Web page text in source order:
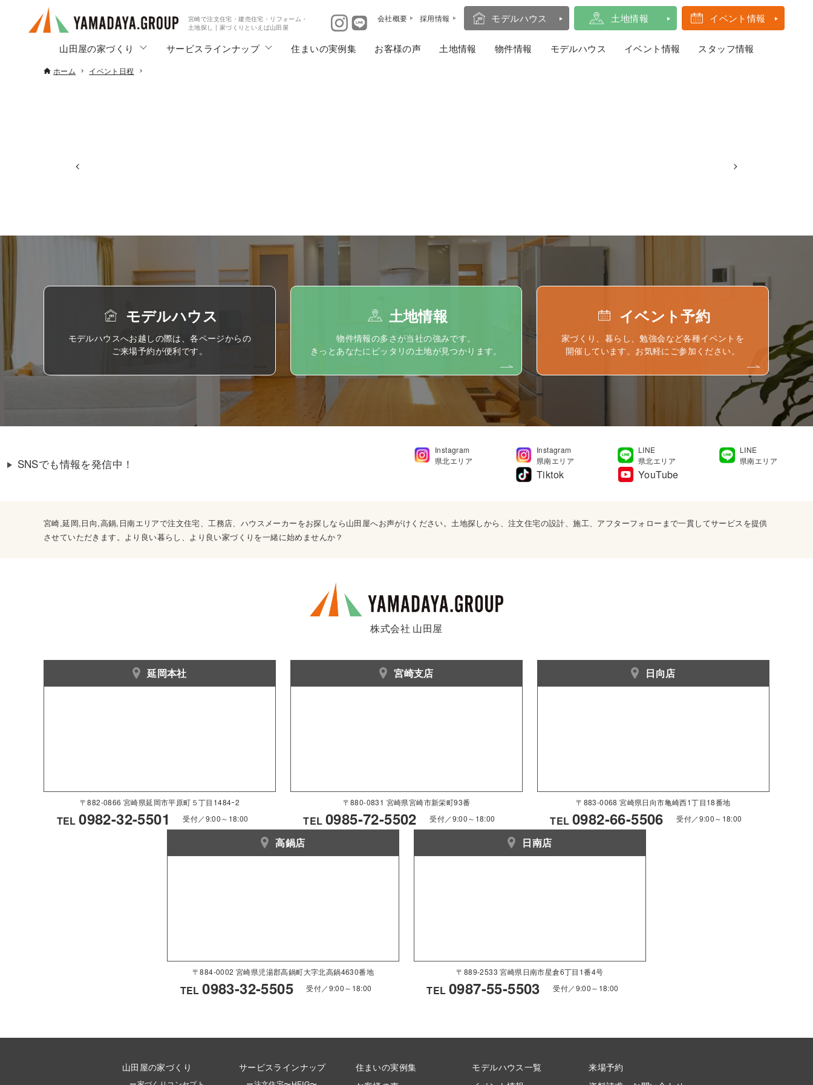
宮崎で注文住宅・建売住宅・リフォーム・
土地探し | 家づくりといえば山田屋
会社概要 採用情報 モデルハウス 土地情報 イベント情報
山田屋の家づくり サービスラインナップ 住まいの実例集 お客様の声 土地情報 物件情報 モデルハウス イベント情報 スタッフ情報
ホーム イベント日程
モデルハウス
モデルハウスへお越しの際は、各ページからの
ご来場予約が便利です。
土地情報
物件情報の多さが当社の強みです。
きっとあなたにピッタリの土地が見つかります。
イベント予約
家づくり、暮らし、勉強会など各種イベントを
開催しています。お気軽にご参加ください。
SNSでも情報を発信中！
Instagram
県北エリア
Instagram
県南エリア
LINE
県北エリア
LINE
県南エリア
Tiktok YouTube
宮崎,延岡,日向,高鍋,日南エリアで注文住宅、工務店、ハウスメーカーをお探しなら山田屋へお声がけください。土地探しから、注文住宅の設計、施工、アフターフォローまで一貫してサービスを提供
させていただきます。より良い暮らし、より良い家づくりを一緒に始めませんか？
株式会社 山田屋
延岡本社
〒882-0866 宮崎県延岡市平原町５丁目1484ｰ2
TEL0982-32-5501 受付／9:00～18:00
宮崎支店
〒880-0831 宮崎県宮崎市新栄町93番
TEL0985-72-5502 受付／9:00～18:00
日向店
〒883-0068 宮崎県日向市亀崎西1丁目18番地
TEL0982-66-5506 受付／9:00～18:00
高鍋店
〒884-0002 宮崎県児湯郡高鍋町大字北高鍋4630番地
TEL0983-32-5505 受付／9:00～18:00
日南店
〒889-2533 宮崎県日南市星倉6丁目1番4号
TEL0987-55-5503 受付／9:00～18:00
山田屋の家づくり サービスラインナップ
住まいの実例集
モデルハウス一覧
来場予約